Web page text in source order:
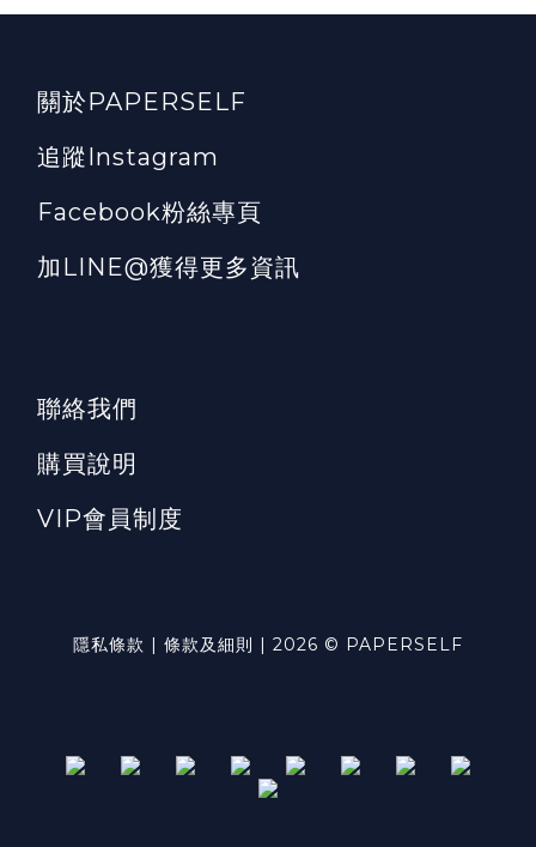
關於PAPERSELF
追蹤Instagram
Facebook粉絲專頁
加LINE@獲得更多資訊
聯絡我們
購買說明
VIP會員制度
隱私條款 | 條款及細則 | 2026 © PAPERSELF